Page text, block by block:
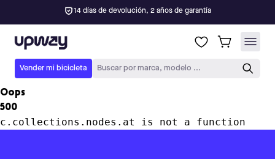
14 días de devolución, 2 años de garantía
Upway
Vender mi bicicleta Buscar por marca, modelo ...
Oops
500
c.collections.nodes.at is not a function